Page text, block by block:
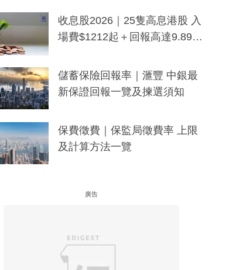
y及香港限定特調系列
收息股2026｜25隻高息港股 入
場費$1212起＋回報高達9.89
儲蓄保險回報率｜滙豐 中銀最
新保證回報一覽及揀選須知
保費徵費｜保監局徵費率 上限
及計算方法一覽
廣告